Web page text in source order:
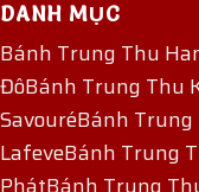
DANH MỤC
Bánh Trung Thu
ĐôBánh Trung Thu
SavouréBánh
LafeveBánh Trung